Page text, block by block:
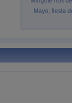
Mayo, fiesta